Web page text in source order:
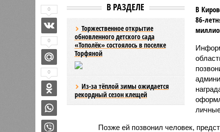
В РАЗДЕЛЕ
Торжественное открытие
обновленного детского сада
«Тополёк» состоялось в поселке
Торфяной
Из-за тёплой зимы ожидается
рекордный сезон клещей
В
86-
Позже ей позвонил человек,
0
0
0